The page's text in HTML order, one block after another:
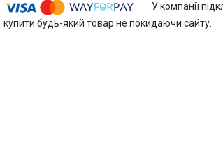
У компанії
купити будь-який товар не покидаючи сайту.